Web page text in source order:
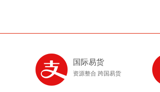
国际易货
资源整合 跨国易货